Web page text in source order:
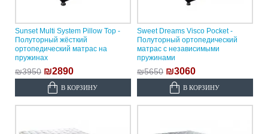
Sunset Multi System Pillow Top -
Полуторный жёсткий
ортопедический матрас на
пружинах
₪3950 ₪2890
В КОРЗИНУ
Sweet Dreams Visco Pocket -
Полуторный ортопедический
матрас с независимыми
пружинами
₪5650 ₪3060
В КОРЗИНУ